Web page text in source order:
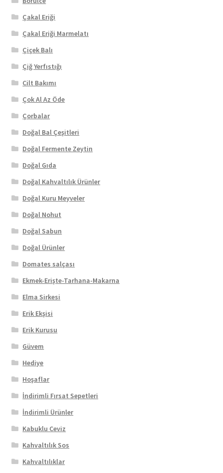
Çakal Eriği
Çakal Eriği Marmelatı
Çiçek Balı
Çiğ Yerfıstığı
Cilt Bakımı
Çok Al Az Öde
Çorbalar
Doğal Bal Çeşitleri
Doğal Fermente Zeytin
Doğal Gıda
Doğal Kahvaltılık Ürünler
Doğal Kuru Meyveler
Doğal Nohut
Doğal Sabun
Doğal Ürünler
Domates salçası
Ekmek-Erişte-Tarhana-Makarna
Elma Sirkesi
Erik Ekşisi
Erik Kurusu
Güvem
Hediye
Hoşaflar
İndirimli Fırsat Sepetleri
İndirimli Ürünler
Kabuklu Ceviz
Kahvaltılık Sos
Kahvaltılıklar